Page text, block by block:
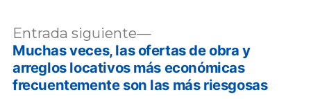
Navegación
de
entradas
Entrada siguiente
Entrada
siguiente:
Muchas veces, las ofertas de obra y
arreglos locativos más económicas
frecuentemente son las más riesgosas